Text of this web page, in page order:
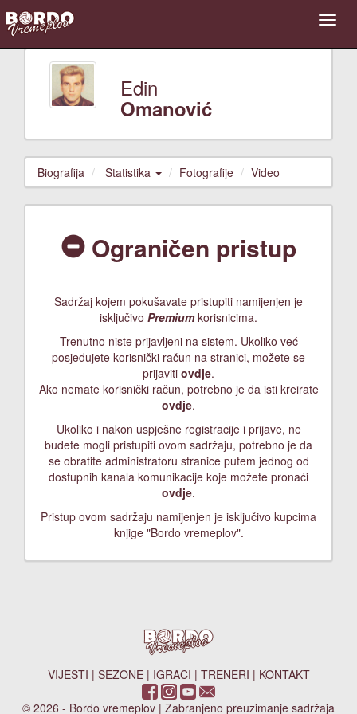
Edin
Omanović
Biografija Statistika Fotografije Video
Ograničen pristup
Sadržaj kojem pokušavate pristupiti namijenjen je
isključivo Premiumkorisnicima.
Trenutno niste prijavljeni na sistem. Ukoliko već
posjedujete korisnički račun na stranici, možete se
prijaviti ovdje.
Ako nemate korisnički račun, potrebno je da isti kreirate
ovdje.
Ukoliko i nakon uspješne registracije i prijave, ne
budete mogli pristupiti ovom sadržaju, potrebno je da
se obratite administratoru stranice putem jednog od
dostupnih kanala komunikacije koje možete pronaći
ovdje.
Pristup ovom sadržaju namijenjen je isključivo kupcima
knjige "Bordo vremeplov".
VIJESTI | SEZONE| IGRAČI | TRENERI | KONTAKT
© 2026 - Bordo vremeplov | Zabranjeno preuzimanje sadržaja